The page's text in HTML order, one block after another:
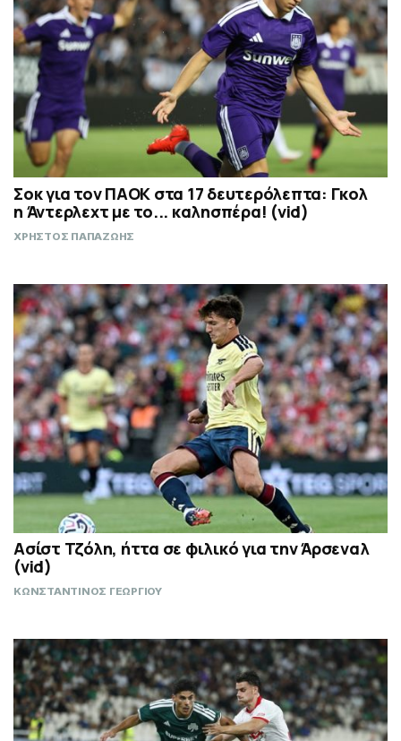
Σοκ για τον ΠΑΟΚ στα 17 δευτερόλεπτα: Γκολ
η Άντερλεχτ με το... καλησπέρα! (vid)
ΧΡΗΣΤΟΣ ΠΑΠΑΖΩΗΣ
Ασίστ Τζόλη, ήττα σε φιλικό για την Άρσεναλ
(vid)
ΚΩΝΣΤΑΝΤΙΝΟΣ ΓΕΩΡΓΙΟΥ